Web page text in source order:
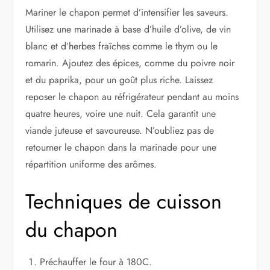
Mariner le chapon permet d’intensifier les saveurs.
Utilisez une marinade à base d’huile d’olive, de vin
blanc et d’herbes fraîches comme le thym ou le
romarin. Ajoutez des épices, comme du poivre noir
et du paprika, pour un goût plus riche. Laissez
reposer le chapon au réfrigérateur pendant au moins
quatre heures, voire une nuit. Cela garantit une
viande juteuse et savoureuse. N’oubliez pas de
retourner le chapon dans la marinade pour une
répartition uniforme des arômes.
Techniques de cuisson
du chapon
Préchauffer le four à 180C.